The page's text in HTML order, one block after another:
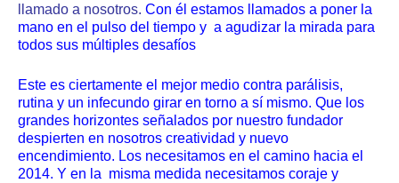
llamado a nosotros. Con él estamos llamados a poner la
mano en el pulso del tiempo y a agudizar la mirada para
todos sus múltiples desafíos
Este es ciertamente el mejor medio contra parálisis,
rutina y un infecundo girar en torno a sí mismo. Que los
grandes horizontes señalados por nuestro fundador
despierten en nosotros creatividad y nuevo
encendimiento. Los necesitamos en el camino hacia el
2014. Y en la misma medida necesitamos coraje y